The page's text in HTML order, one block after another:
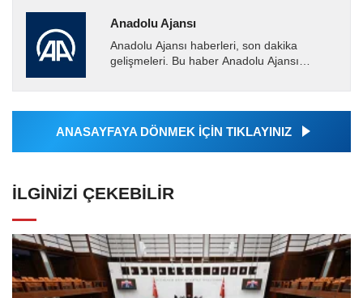
Anadolu Ajansı
Anadolu Ajansı haberleri, son dakika
gelişmeleri. Bu haber Anadolu Ajansı
tarafından geçilen tüm...
ANASAYFAYA DÖNMEK İÇİN TIKLAYINIZ
İLGINIZI ÇEKEBILIR